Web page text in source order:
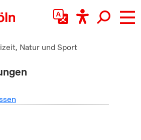
Natur und Sport